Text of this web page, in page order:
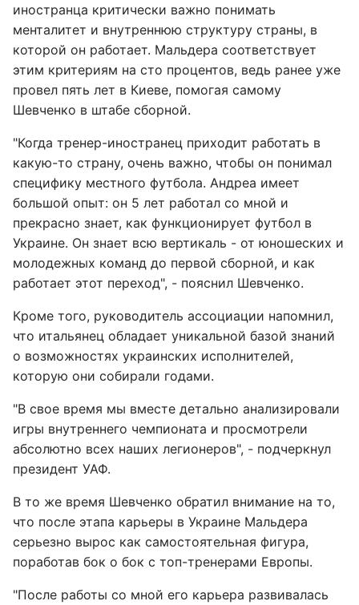
иностранца критически важно понимать
менталитет и внутреннюю структуру страны, в
которой он работает. Мальдера соответствует
этим критериям на сто процентов, ведь ранее уже
провел пять лет в Киеве, помогая самому
Шевченко в штабе сборной.
"Когда тренер-иностранец приходит работать в
какую-то страну, очень важно, чтобы он понимал
специфику местного футбола. Андреа имеет
большой опыт: он 5 лет работал со мной и
прекрасно знает, как функционирует футбол в
Украине. Он знает всю вертикаль - от юношеских и
молодежных команд до первой сборной, и как
работает этот переход", - пояснил Шевченко.
Кроме того, руководитель ассоциации напомнил,
что итальянец обладает уникальной базой знаний
о возможностях украинских исполнителей,
которую они собирали годами.
"В свое время мы вместе детально анализировали
игры внутреннего чемпионата и просмотрели
абсолютно всех наших легионеров", - подчеркнул
президент УАФ.
В то же время Шевченко обратил внимание на то,
что после этапа карьеры в Украине Мальдера
серьезно вырос как самостоятельная фигура,
поработав бок о бок с топ-тренерами Европы.
"После работы со мной его карьера развивалась